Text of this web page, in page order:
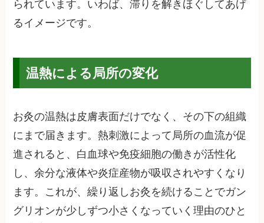
られています。いわば、滞りを解きほぐしてあげ
るイメージです。
温熱による局所の変化
お灸の温熱は皮膚表面だけでなく、その下の組織
にまで届きます。熱刺激によって局所の血流が促
進されると、白血球や免疫細胞の働きが活性化
し、余分な液体や炎症産物が吸収されやすくなり
ます。これが、繰り返しお灸を続けることでガン
グリオンが少しずつ小さくなっていく理由のひと